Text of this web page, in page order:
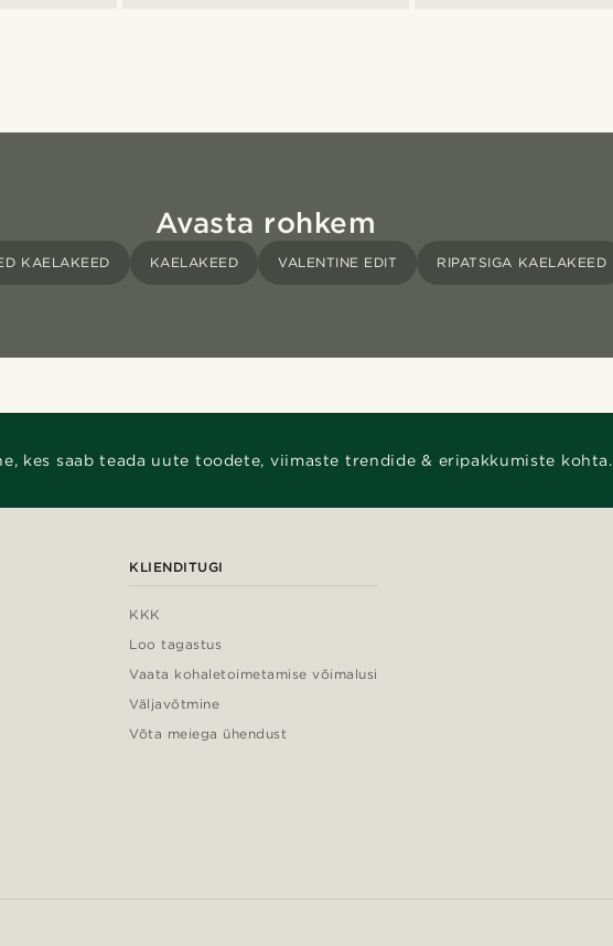
Avasta rohkem
KAELAKEED KAELAKEED VALENTINE EDIT RIPATSIGA KAELAKEED
kes saab teada uute toodete, viimaste trendide & eripakkumiste kohta.
KLIENDITUGI
KKK
Loo tagastus
Vaata kohaletoimetamise võimalusi
Väljavõtmine
Võta meiega ühendust